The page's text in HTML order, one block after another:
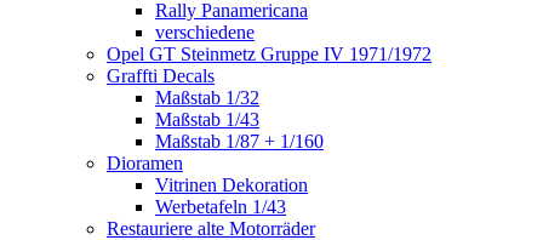
Rally Panamericana
verschiedene
Opel GT Steinmetz Gruppe IV 1971/1972
Graffti Decals
Maßstab 1/32
Maßstab 1/43
Maßstab 1/87 + 1/160
Dioramen
Vitrinen Dekoration
Werbetafeln 1/43
Restauriere alte Motorräder